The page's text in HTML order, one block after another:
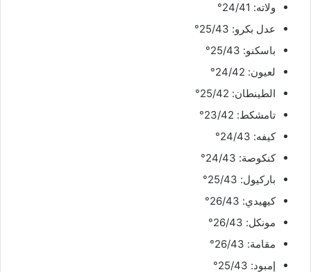
ولاته: 24/41°
عدل بكرو: 25/43°
باسكنو: 25/43°
لعيون: 24/42°
الطينطان: 25/42°
تامشكط: 23/42°
كيفه: 24/43°
كنكوصة: 24/43°
باركيول: 25/43°
كيهيدي: 26/43°
مونكل: 26/43°
مقامة: 26/43°
إمبود: 25/43°